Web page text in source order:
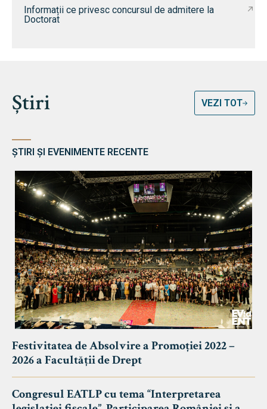
Informații ce privesc concursul de admitere la
Doctorat
Știri VEZI TOT
ȘTIRI ȘI EVENIMENTE RECENTE
Festivitatea de Absolvire a Promoției 2022 –
2026 a Facultății de Drept
Congresul EATLP cu tema “Interpretarea